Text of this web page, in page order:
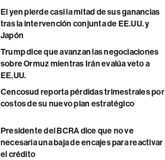
El yen pierde casi la mitad de sus ganancias
tras la intervención conjunta de EE.UU. y
Japón
Trump dice que avanzan las negociaciones
sobre Ormuz mientras Irán evalúa veto a
EE.UU.
Cencosud reporta pérdidas trimestrales por
costos de su nuevo plan estratégico
Presidente del BCRA dice que no ve
necesaria una baja de encajes para reactivar
el crédito